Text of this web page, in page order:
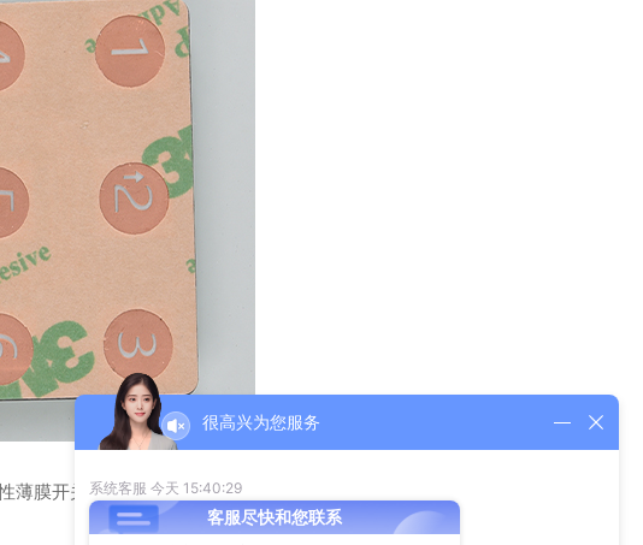
膜开关的电路层均由具有良好电性能的聚酯薄膜（PET）制成，作为开